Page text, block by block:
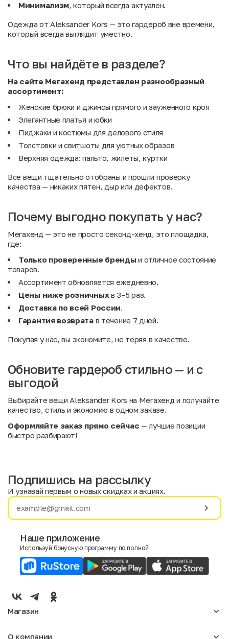
Минимализм, который всегда актуален.
Одежда от Aleksander Kors — это гардероб вне времени,
который всегда выглядит уместно.
Что вы найдёте в разделе?
На сайте Мегахенд представлен разнообразный
ассортимент:
Женские брюки и джинсы прямого и зауженного кроя
Элегантные платья и юбки
Пиджаки и костюмы для делового стиля
Толстовки и свитшоты для уютных образов
Верхняя одежда: пальто, жилеты, куртки
Все вещи тщательно отобраны и прошли проверку
качества — никаких пятен, дыр или дефектов.
Почему выгодно покупать у нас?
Мегахенд — это не просто секонд-хенд, это площадка,
где:
Только проверенные бренды и отличное состояние
товаров.
Ассортимент обновляется ежедневно.
Цены ниже розничныхв 3–5 раз.
Доставка по всей России.
Гарантия возвратав течение 7 дней.
Покупая у нас, вы экономите, не теряя в качестве.
Обновите гардероб стильно — и с
выгодой
Выбирайте вещи Aleksander Kors на Мегахенд и получайте
качество, стиль и экономию в одном заказе.
Оформляйте заказ прямо сейчас — лучшие позиции
быстро разбирают!
Имя
E-mail
Мужской
Подпишись на рассылку
И узнавай первым о новых скидках и акциях.
Наше приложение
Используй бонусную программу по полной!
Магазин
О компании